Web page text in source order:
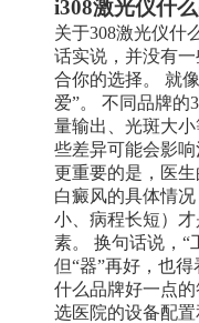
i308激光仪什
关于308激光仪什
话实说，并没有
合你的选择。 就
爱”。 不同品牌的
量输出、光斑大
些差异可能会影响
更重要的是，医
白癜风的具体情
小、病程长短）
素。 换句话说，“
但“器”再好，也
什么品牌好一点
选医院的设备配